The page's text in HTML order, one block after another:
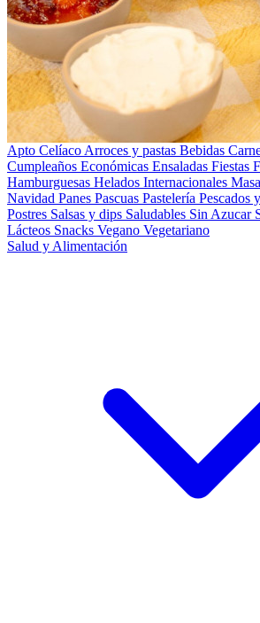
Apto Celíaco Arroces y pastas Bebidas
Cumpleaños Económicas Ensaladas Fiestas
Hamburguesas Helados Internacionales
Navidad Panes Pascuas Pastelería Pescados
Postres Salsas y dips Saludables Sin Azucar
Lácteos Snacks Vegano Vegetariano
Salud y Alimentación